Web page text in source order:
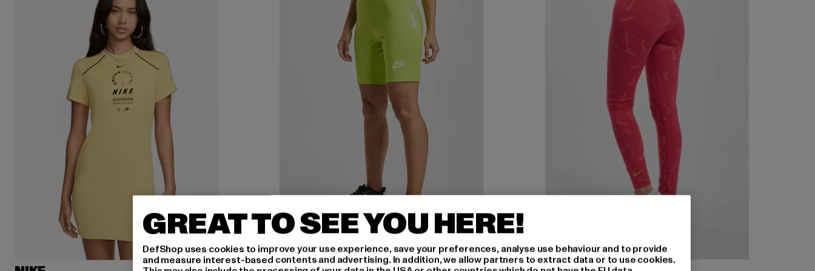
NIKE
Air
GREAT TO SEE YOU HERE!
DefShop uses cookies to improve your use experience, save your preferences, analyse use behaviour and to provide
and measure interest-based contents and advertising. In addition, we allow partners to extract data or to use cookies.